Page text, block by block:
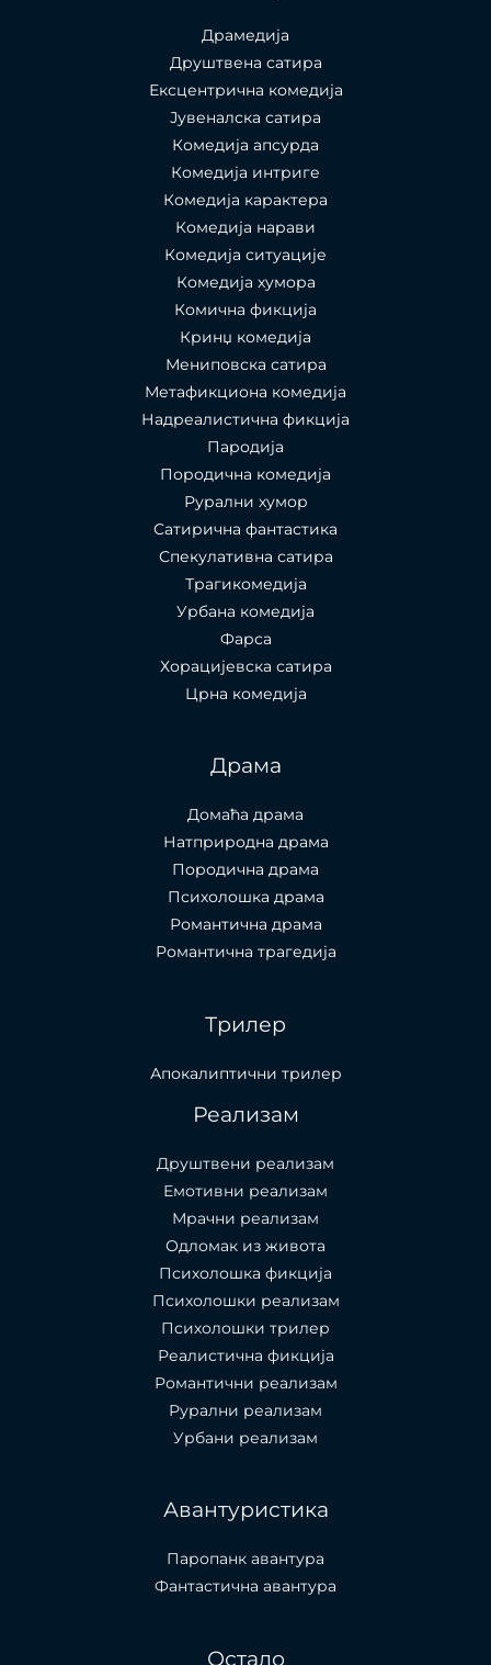
Драмедија
Друштвена сатира
Ексцентрична комедија
Јувеналска сатира
Комедија апсурда
Комедија интриге
Комедија карактера
Комедија нарави
Комедија ситуације
Комедија хумора
Комична фикција
Кринџ комедија
Мениповска сатира
Метафикциона комедија
Надреалистична фикција
Пародија
Породична комедија
Рурални хумор
Сатирична фантастика
Спекулативна сатира
Трагикомедија
Урбана комедија
Фарса
Хорацијевска сатира
Црна комедија
Драма
Домаћа драма
Натприродна драма
Породична драма
Психолошка драма
Романтична драма
Романтична трагедија
Трилер
Апокалиптични трилер
Реализам
Друштвени реализам
Емотивни реализам
Мрачни реализам
Одломак из живота
Психолошкa фикција
Психолошки реализам
Психолошки трилер
Реалистична фикција
Романтични реализам
Рурални реализам
Урбани реализам
Авантуристика
Паропанк авантура
Фантастична авантура
Остало